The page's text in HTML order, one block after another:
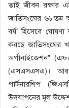
তাই জীবন রক্ষার
জাতিসংঘের ৬৮তম
বর্ষ’ হিসেবে
করছে জাতিসংঘের
অর্গানাইজেশন”
(এসএসএসএ)। আর
পার্টনারশিপ
উদযাপনের মূল